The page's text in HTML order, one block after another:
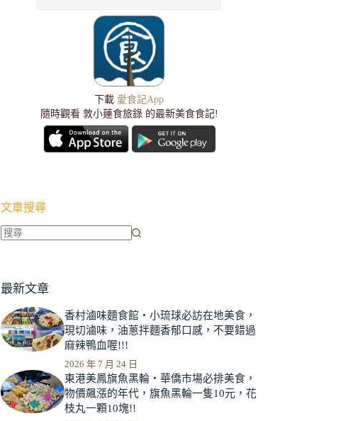
下載 愛食記App
隨時觀看 敦小蓮食旅錄 的最新美食食記!
文章搜尋
到
合
條
結
果
最新文章
香村滷味麵食館‧小琉球必訪在地美食，
現切滷味，油蔥拌麵香郁口感，不要錯過
麻辣鴨血喔!!!
2026 年 7 月 24 日
東港美鳳旗魚黑輪‧華僑市場必排美食，
物價飆漲的年代，旗魚黑輪一隻10元，花
枝丸一顆10塊!!